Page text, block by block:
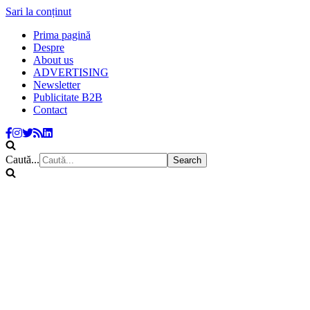
Sari la conținut
Prima pagină
Despre
About us
ADVERTISING
Newsletter
Publicitate B2B
Contact
Caută...